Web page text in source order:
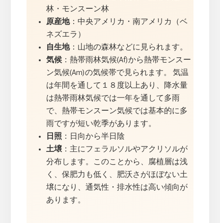
林・モンスーン林
原産地：中央アメリカ・南アメリカ（ベ
ネズエラ）
自生地：山地の森林などに見られます。
気候：熱帯雨林気候(Af)から熱帯モンスー
ン気候(Am)の気候帯で見られます。 気温
は年間を通して１８度以上あり、降水量
は熱帯雨林気候では一年を通して多雨
で、熱帯モンスーン気候では基本的に多
雨ですが短い乾季があります。
日照 ：日向から半日陰
土壌：主にフェラルソルやアクリソルが
分布します。このことから、腐植層は浅
く、保肥力も低く、肥沃さがほぼない土
壌になり、通気性・排水性は高い傾向が
あります。